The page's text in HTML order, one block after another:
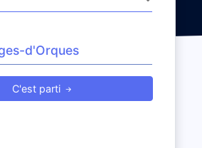
C'est parti